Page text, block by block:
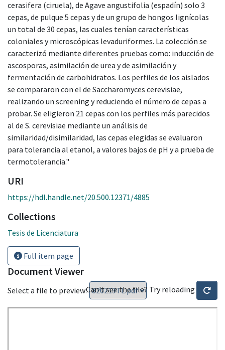
cerasifera (ciruela), de Agave angustifolia (espadín) solo 3
cepas, de pulque 5 cepas y de un grupo de hongos lignícolas
un total de 30 cepas, las cuales tenían características
coloniales y microscópicas levaduriformes. La colección se
caracterizó mediante diferentes pruebas como: inducción de
ascosporas, asimilación de urea y de asimilación y
fermentación de carbohidratos. Los perfiles de los aislados
se compararon con el de Saccharomyces cerevisiae,
realizando un screening y reduciendo el número de cepas a
probar. Se eligieron 21 cepas con los perfiles más parecidos
al de S. cerevisiae mediante un análisis de
similaridad/disimilaridad, las cepas elegidas se evaluaron
para tolerancia al etanol, a valores bajos de pH y a prueba de
termotolerancia."
URI
https://hdl.handle.net/20.500.12371/4885
Collections
Tesis de Licenciatura
Full item page
Document Viewer
Select a file to preview:Can't see the file? Try reloading